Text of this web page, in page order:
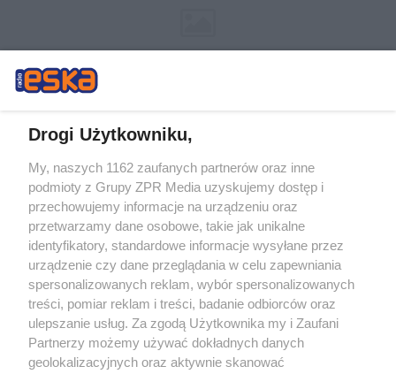
Żaden utwór zamieszczony w serwisie nie może być powielany i
rozpowszechniany lub dalej rozpowszechniany w jakikolwiek sposób (w
tym także elektroniczny lub mechaniczny) na jakimkolwiek polu
eksploatacji w jakiejkolwiek formie, włącznie z umieszczaniem w Internecie
bez pisemnej zgody właściciela praw. Jakiekolwiek użycie lub
wykorzystanie utworów w całości lub w części z naruszeniem prawa, tzn.
bez właściwej zgody, jest zabronione pod groźbą kary i może być ścigane
prawnie.
Drogi Użytkowniku,
My, naszych 1162 zaufanych partnerów oraz inne
podmioty z Grupy ZPR Media uzyskujemy dostęp i
przechowujemy informacje na urządzeniu oraz
przetwarzamy dane osobowe, takie jak unikalne
identyfikatory, standardowe informacje wysyłane przez
urządzenie czy dane przeglądania w celu zapewniania
spersonalizowanych reklam, wybór spersonalizowanych
treści, pomiar reklam i treści, badanie odbiorców oraz
ulepszanie usług. Za zgodą Użytkownika my i Zaufani
Partnerzy możemy używać dokładnych danych
geolokalizacyjnych oraz aktywnie skanować